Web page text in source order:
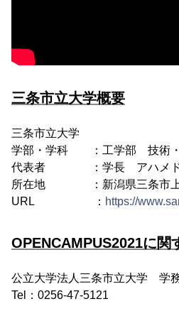
三条市立大学概要
三条市立大学
学部・学科 ：工学部 技術・
代表者 ：学長 アハメド
所在地 ：新潟県三条市上
URL ： https://
OPENCAMPUS2021に関
公立大学法人三条市立大学 学
Tel：0256-47-5121